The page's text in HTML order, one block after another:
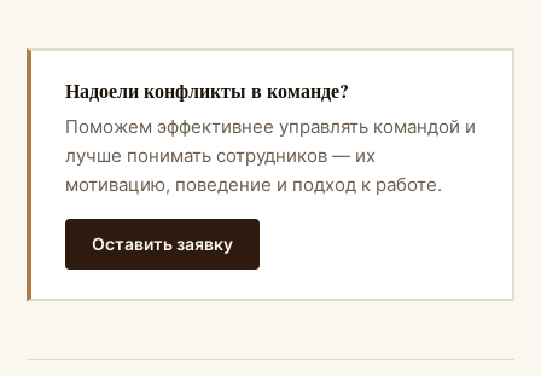
Надоели конфликты в команде?
Поможем эффективнее управлять командой и
лучше понимать сотрудников — их
мотивацию, поведение и подход к работе.
Оставить заявку